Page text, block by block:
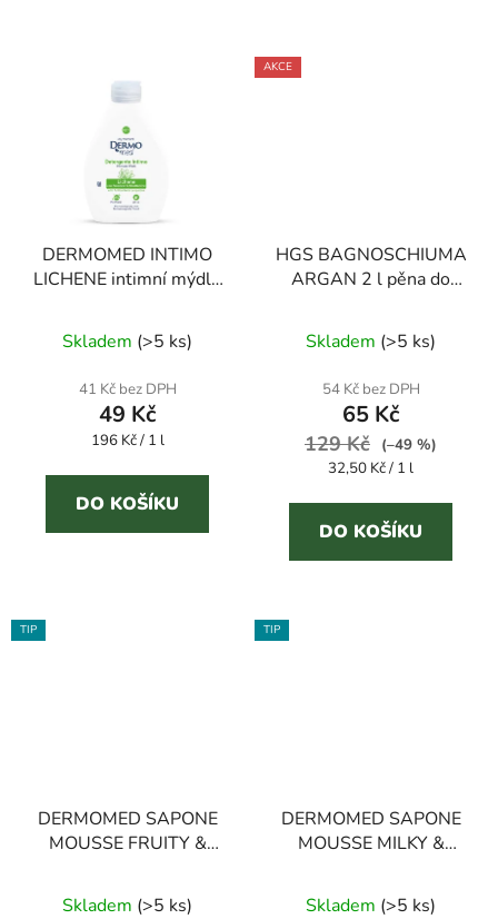
DERMOMED INTIMO
LICHENE intimní mýdlo
Skladem (>5 ks)
41 Kč bez DPH
49 Kč
Měrná
196 Kč / 1 l
DO KOŠÍKU
AKCE
HGS BAGNOSCHIUMA
ARGAN 2 l pěna do
hodnocení
produktu
je
5,0
z
5
hvězdiček.
Skladem (>5 ks)
54 Kč bez DPH
65 Kč
129 Kč
(–49 %)
Měrná
32,50 Kč / 1 l
DO KOŠÍKU
TIP
DERMOMED SAPONE
MOUSSE FRUITY &
Skladem (>5 ks)
TIP
DERMOMED SAPONE
MOUSSE MILKY &
Skladem (>5 ks)